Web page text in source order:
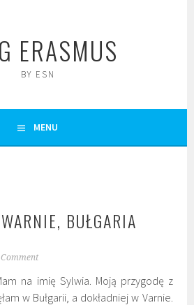
ERASMUS
BY ESN
MENU
BUŁGARIA
na imię Sylwia. Moją przygodę z
w Bułgarii, a dokładniej w Varnie.